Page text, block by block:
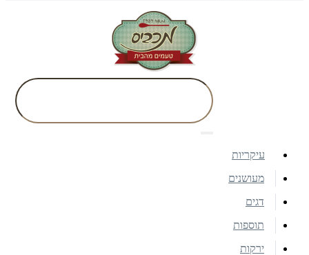
עיקריות
מעושנים
דגים
תוספות
ירקות